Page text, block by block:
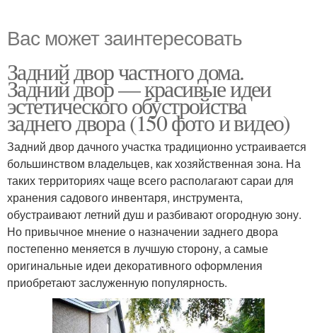
Вас может заинтересовать
Задний двор частного дома.
Задний двор — красивые идеи
эстетического обустройства
заднего двора (150 фото и видео)
Задний двор дачного участка традиционно устраивается
большинством владельцев, как хозяйственная зона. На
таких территориях чаще всего располагают сараи для
хранения садового инвентаря, инструмента,
обустраивают летний душ и разбивают огородную зону.
Но привычное мнение о назначении заднего двора
постепенно меняется в лучшую сторону, а самые
оригинальные идеи декоративного оформления
приобретают заслуженную популярность.